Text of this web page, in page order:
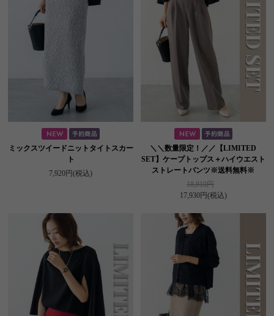
ミックスツイードニットタイトスカー
ト
7,920円(税込)
＼＼数量限定！／／【LIMITED
SET】ケープトップス＋ハイウエスト
ストレートパンツ※送料無料※
18,810円
17,930円(税込)